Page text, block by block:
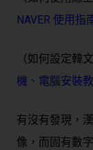
NAVER 使用指
（如何設定韓
機、電腦安裝
有沒有發現，
像，而固有數